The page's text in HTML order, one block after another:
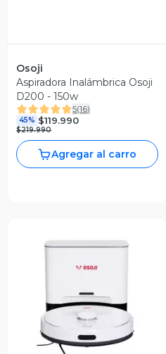
Osoji
Aspiradora Inalámbrica Osoji
D200 - 150w
5(16)
45% $119.990
$219.990
Agregar al carro
Vista Previa